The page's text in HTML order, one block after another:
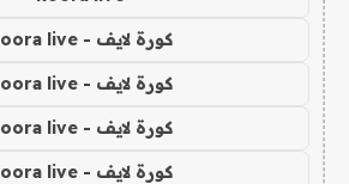
كورة لايف - koora live
كورة لايف - koora live
كورة لايف - koora live
كورة لايف - koora live